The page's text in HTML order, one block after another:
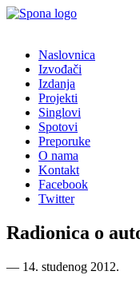
Naslovnica
Izvođači
Izdanja
Projekti
Singlovi
Spotovi
Preporuke
O nama
Kontakt
Facebook
Twitter
Radionica o
― 14. studenog 2012.